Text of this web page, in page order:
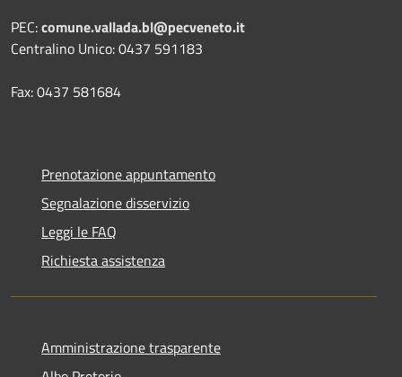
PEC:comune.vallada.bl@pecveneto.it
Centralino Unico: 0437 591183
Fax: 0437 581684
Prenotazione appuntamento
Segnalazione disservizio
Leggi le FAQ
Richiesta assistenza
Amministrazione trasparente